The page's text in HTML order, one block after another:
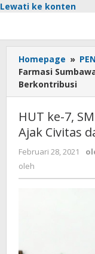
Lewati ke konten
Homepage »
Farmasi
Berkontribusi
HUT ke-7,
Ajak Civitas
Februari 28, 2021
oleh